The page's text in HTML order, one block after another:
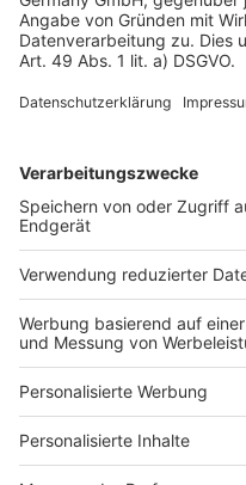
PP Patrik P.
LD Luigi D.
Kolbermoor|
29 Apr. 2023